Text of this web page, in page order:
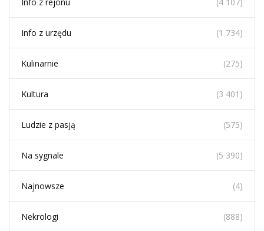
Info z rejonu (4 107)
Info z urzędu (1 734)
Kulinarnie (275)
Kultura (3 401)
Ludzie z pasją (575)
Na sygnale (5 390)
Najnowsze (4)
Nekrologi (888)